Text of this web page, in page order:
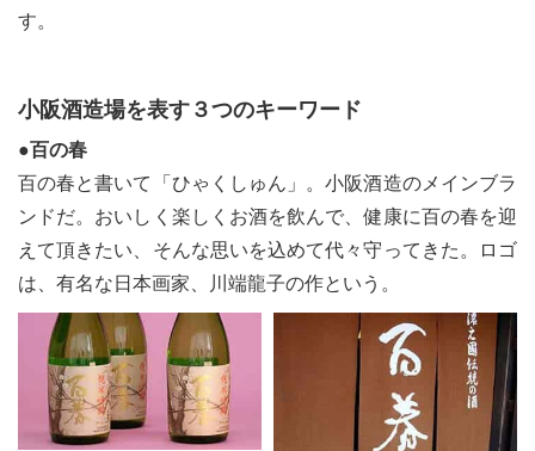
す。
小阪酒造場を表す３つのキーワード
●百の春
百の春と書いて「ひゃくしゅん」。小阪酒造のメインブラ
ンドだ。おいしく楽しくお酒を飲んで、健康に百の春を迎
えて頂きたい、そんな思いを込めて代々守ってきた。ロゴ
は、有名な日本画家、川端龍子の作という。